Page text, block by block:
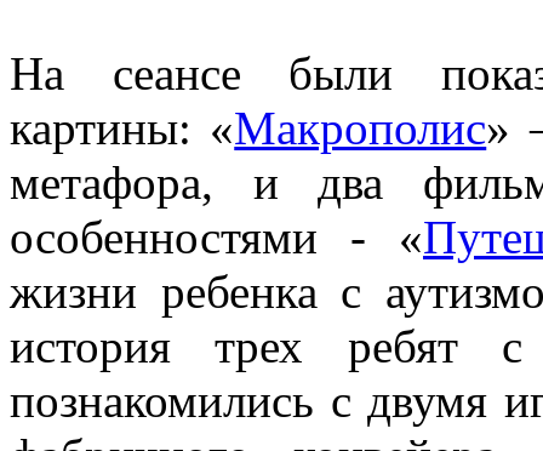
На сеансе были
картины: «Макрополис»
метафора, и два
особенностями - «
жизни ребенка с
история трех ребят
познакомились с двумя